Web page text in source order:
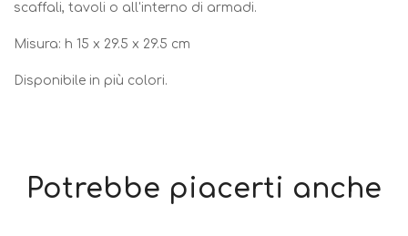
scaffali, tavoli o all'interno di armadi.
Misura: h 15 x 29.5 x 29.5 cm
Disponibile in più colori.
Potrebbe piacerti anche